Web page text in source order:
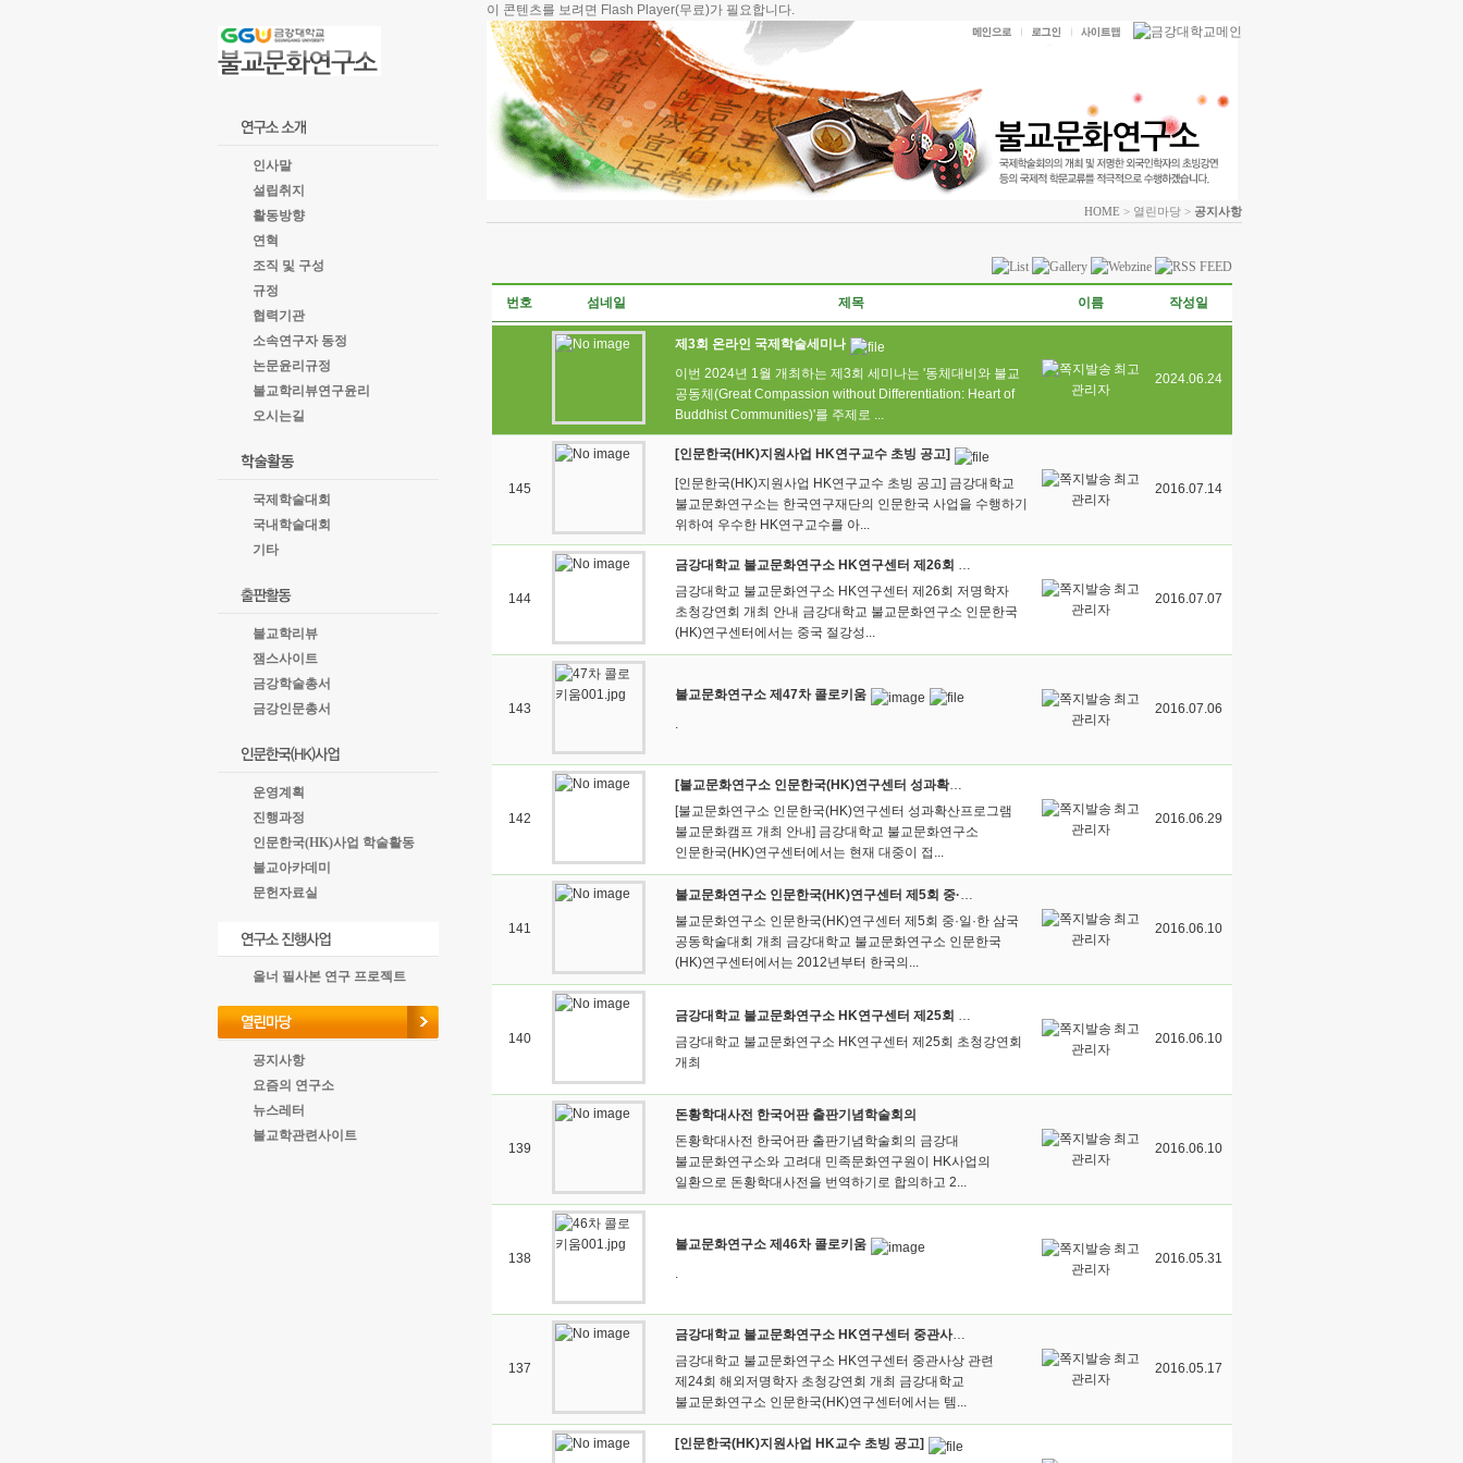
인사말
설립취지
활동방향
연혁
조직 및 구성
규정
협력기관
소속연구자 동정
논문윤리규정
불교학리뷰연구윤리
오시는길
국제학술대회
국내학술대회
기타
불교학리뷰
잼스사이트
금강학술총서
금강인문총서
운영계획
진행과정
인문한국(HK)사업 학술활동
불교아카데미
문헌자료실
올너 필사본 연구 프로젝트
공지사항
요즘의 연구소
뉴스레터
불교학관련사이트
이 콘텐츠를 보려면 Flash Player(무료)가 필요합니다.
HOME > 열린마당 > 공지사항
번호 섬네일 제목 이름 작성일
제3회 온라인 국제학술세미나
이번 2024년 1월 개최하는 제3회 세미나는 '동체대비와 불교
공동체(Great Compassion without Differentiation: Heart of
Buddhist Communities)'를 주제로 ...
최고
관리자
2024.06.24
145
[인문한국(HK)지원사업 HK연구교수 초빙 공고]
[인문한국(HK)지원사업 HK연구교수 초빙 공고] 금강대학교
불교문화연구소는 한국연구재단의 인문한국 사업을 수행하기
위하여 우수한 HK연구교수를 아...
최고
관리자
2016.07.14
144
금강대학교 불교문화연구소 HK연구센터 제26회 저명학자
초청강연회 개최 안내 금강대학교 불교문화연구소 인문한국
(HK)연구센터에서는 중국 절강성...
최고
관리자
2016.07.07
143
불교문화연구소 제47차 콜로키움
.
최고
관리자
2016.07.06
142
[불교문화연구소 인문한국(HK)연구센터 성과확산프로그램 불교문화캠프 개최 안내]
[불교문화연구소 인문한국(HK)연구센터 성과확산프로그램
불교문화캠프 개최 안내] 금강대학교 불교문화연구소
인문한국(HK)연구센터에서는 현재 대중이 접...
최고
관리자
2016.06.29
141
불교문화연구소 인문한국(HK)연구센터 제5회 중·일·한 삼국
공동학술대회 개최 금강대학교 불교문화연구소 인문한국
(HK)연구센터에서는 2012년부터 한국의...
최고
관리자
2016.06.10
140
금강대학교 불교문화연구소 HK연구센터 제25회 초청강연회
개최
최고
관리자
2016.06.10
139
돈황학대사전 한국어판 출판기념학술회의
돈황학대사전 한국어판 출판기념학술회의 금강대
불교문화연구소와 고려대 민족문화연구원이 HK사업의
일환으로 돈황학대사전을 번역하기로 합의하고 2...
최고
관리자
2016.06.10
138
불교문화연구소 제46차 콜로키움
.
최고
관리자
2016.05.31
137
금강대학교 불교문화연구소 HK연구센터 중관사상 관련 제24회 해외저명학자 초청강연회 개최
금강대학교 불교문화연구소 HK연구센터 중관사상 관련
제24회 해외저명학자 초청강연회 개최 금강대학교
불교문화연구소 인문한국(HK)연구센터에서는 템...
최고
관리자
2016.05.17
[인문한국(HK)지원사업 HK교수 초빙 공고]